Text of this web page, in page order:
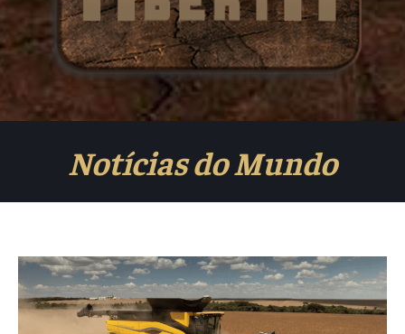
Notícias do Mundo